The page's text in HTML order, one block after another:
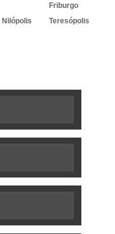
Friburgo
Nilópolis
Teresópolis